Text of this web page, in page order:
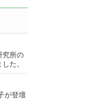
究所の
た。
が登壇